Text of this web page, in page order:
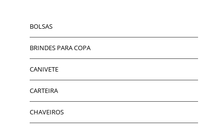
BOLSAS
BRINDES PARA COPA
CANIVETE
CARTEIRA
CHAVEIROS